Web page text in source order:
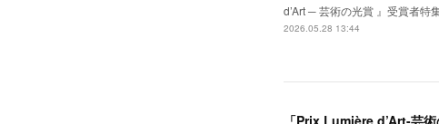
d’Art ─ 芸術の光賞 』受賞者特
2026.05.28 13:44
「Prix Lumière d’Art-芸